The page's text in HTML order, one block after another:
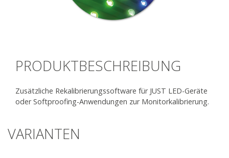
PRODUKTBESCHREIBUNG
Zusätzliche Rekalibrierungssoftware für JUST LED-Geräte
oder Softproofing-Anwendungen zur Monitorkalibrierung.
VARIANTEN